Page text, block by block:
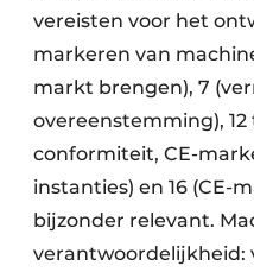
vereisten voor het
markeren van
markt brengen), 7
overeenstemming), 12
conformiteit, CE-
instanties) en 16 (CE-
bijzonder relevant.
verantwoordelijkheid: